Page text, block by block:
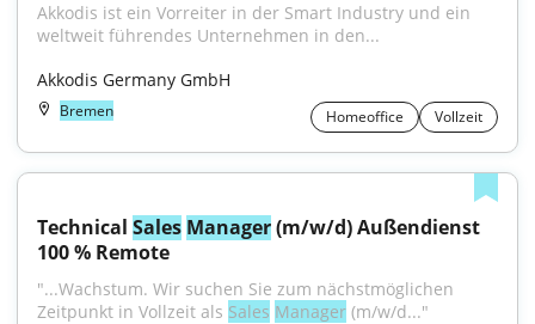
Akkodis ist ein Vorreiter in der Smart Industry und ein
weltweit führendes Unternehmen in den...
Akkodis Germany GmbH
Bremen Homeoffice Vollzeit
Technical Sales Manager (m/w/d) Außendienst
100 % Remote
"...Wachstum. Wir suchen Sie zum nächstmöglichen
Zeitpunkt in Vollzeit als Sales Manager (m/w/d..."